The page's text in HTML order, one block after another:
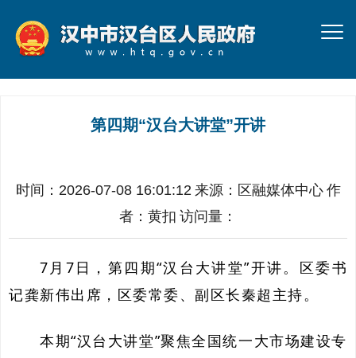
第四期“汉台大讲堂”开讲
时间：2026-07-08 16:01:12 来源： 区融媒体中心 作
者： 黄扣 访问量：
7月7日，第四期“汉台大讲堂”开讲。区委书
记龚新伟出席，区委常委、副区长秦超主持。
本期“汉台大讲堂”聚焦全国统一大市场建设专